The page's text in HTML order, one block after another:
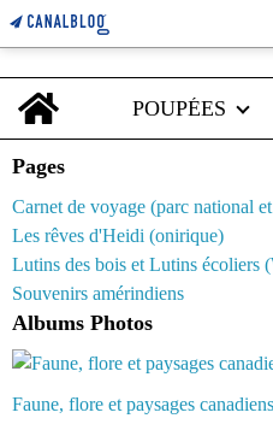
Home
POUPÉES
Pages
Carnet de voyage (parc national
Les rêves d'Heidi (onirique)
Lutins des bois et Lutins écoliers
Souvenirs amérindiens
Albums Photos
Faune, flore et paysages canadiens